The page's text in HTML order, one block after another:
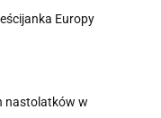
Europy
nastolatków w